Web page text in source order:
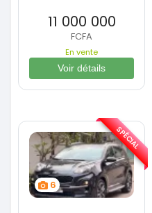
11 000 000
FCFA
En vente
Voir détails
6
SPÉCIAL